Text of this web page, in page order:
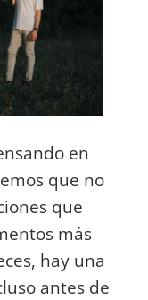
en
que no
que
más
hay una
antes de